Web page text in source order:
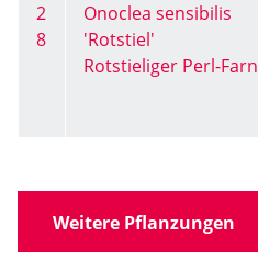
2
8
Onoclea sensibilis
'Rotstiel'
Rotstieliger Perl-Farn
Weitere Pflanzungen